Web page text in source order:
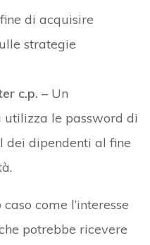
di acquisire
strategie
c.p. – Un
le password di
dei dipendenti al fine
come l’interesse
potrebbe ricevere